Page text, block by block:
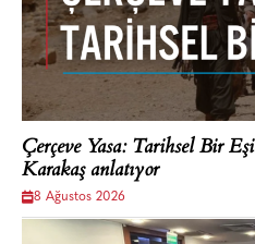
Çerçeve Yasa: Tarihsel Bir
Karakaş anlatıyor
8 Ağustos 2026